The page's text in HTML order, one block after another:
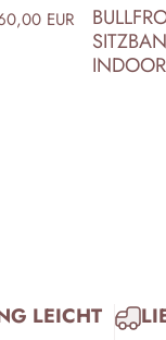
EUR
INDOOR
LEICHT